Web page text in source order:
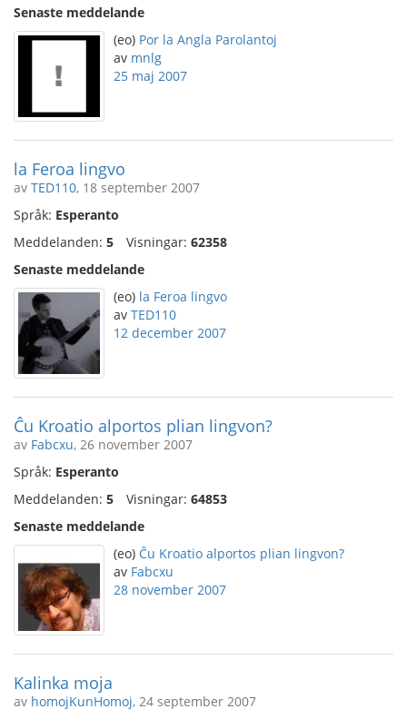
Senaste meddelande
(eo) Por la Angla Parolantoj
av mnlg
25 maj 2007
la Feroa lingvo
av TED110, 18 september 2007
Språk: Esperanto
Meddelanden: 5 Visningar: 62358
Senaste meddelande
(eo) la Feroa lingvo
av TED110
12 december 2007
Ĉu Kroatio alportos plian lingvon?
av Fabcxu, 26 november 2007
Språk: Esperanto
Meddelanden: 5 Visningar: 64853
Senaste meddelande
(eo) Ĉu Kroatio alportos plian lingvon?
av Fabcxu
28 november 2007
Kalinka moja
av homojKunHomoj, 24 september 2007